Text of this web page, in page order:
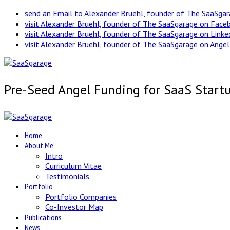
send an Email to Alexander Bruehl, founder of The
visit Alexander Bruehl, founder of The SaaSgarage on
visit Alexander Bruehl, founder of The SaaSgarage on
visit Alexander Bruehl, founder of The SaaSgarage on
Pre-Seed Angel Funding for SaaS
Home
About Me
Intro
Curriculum Vitae
Testimonials
Portfolio
Portfolio Companies
Co-Investor Map
Publications
News